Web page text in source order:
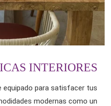
INTERIORES
equipado para satisfacer tus
modernas como un